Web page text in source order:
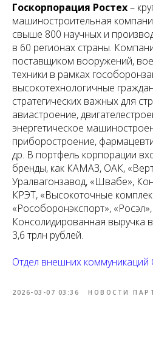
Госкорпорация Ростех–
машиностроительная
свыше 800 научных и
в 60 регионах страны.
поставщиком вооружений,
техники в рамках
высокотехнологичные
стратегических важных для
авиастроение,
энергетическое
приборостроение,
др. В портфель корпорации
бренды, как КАМАЗ, ОАК,
Уралвагонзавод, «Швабе»,
КРЭТ, «Высокоточные
«Рособоронэкспорт»,
Консолидированная выручка
3,6 трлн рублей.
Отдел внешних
2026-03-07 03:36 НОВОСТИ